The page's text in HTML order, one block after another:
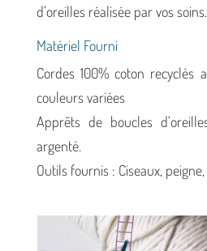
d’oreilles réalisée par vos soins.
Matériel Fourni
Cordes 100% coton recyclés
couleurs variées
Apprêts de boucles
argenté.
Outils fournis : Ciseaux,